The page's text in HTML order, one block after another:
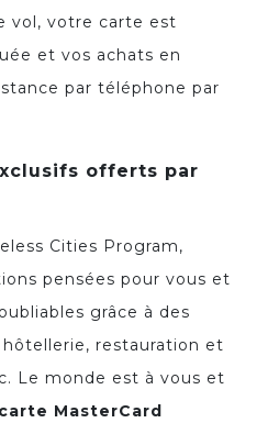
vol, votre carte est
et vos achats en
par téléphone par
offerts par
Cities Program,
pensées pour vous et
grâce à des
restauration et
Le monde est à vous et
carte MasterCard